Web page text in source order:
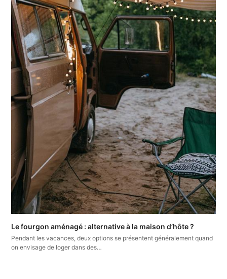
Le fourgon aménagé : alternative à la maison d’hôte ?
Pendant les vacances, deux options se présentent généralement quand
on envisage de loger dans des…